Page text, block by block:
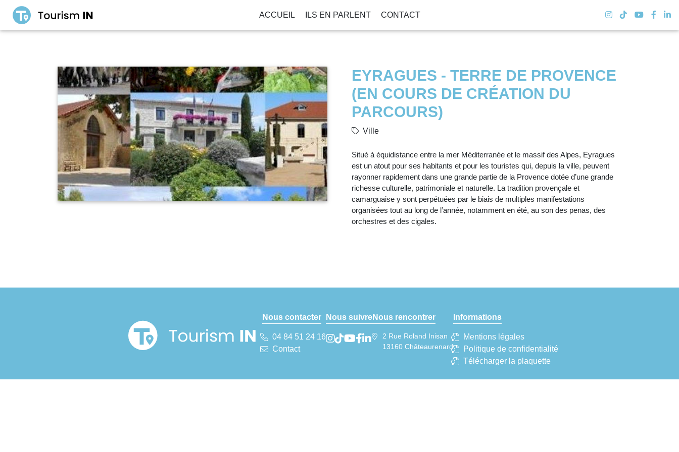
ACCUEIL ILS EN PARLENT CONTACT
EYRAGUES - TERRE DE PROVENCE
(EN COURS DE CRÉATION DU
PARCOURS)
Ville
Situé à équidistance entre la mer Méditerranée et le massif des Alpes, Eyragues
est un atout pour ses habitants et pour les touristes qui, depuis la ville, peuvent
rayonner rapidement dans une grande partie de la Provence dotée d’une grande
richesse culturelle, patrimoniale et naturelle. La tradition provençale et
camarguaise y sont perpétuées par le biais de multiples manifestations
organisées tout au long de l’année, notamment en été, au son des penas, des
orchestres et des cigales.
Nous contacter
04 84 51 24 16
Contact
Nous suivreNous rencontrer
2 Rue Roland Inisan
13160 Châteaurenard
Informations
Mentions légales
Politique de confidentialité
Télécharger la plaquette